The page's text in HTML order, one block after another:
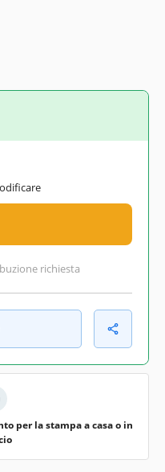
richiesta
per la stampa a casa o in